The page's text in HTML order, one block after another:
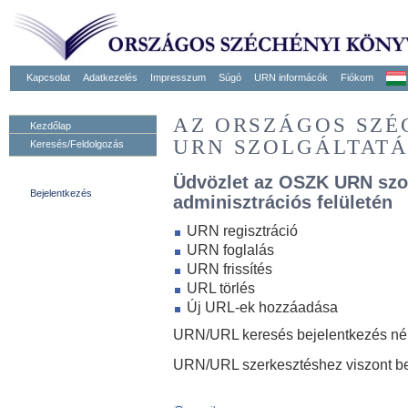
Kapcsolat Adatkezelés Impresszum Súgó URN informácók Fiókom
Kezdőlap
Keresés/Feldolgozás
Bejelentkezés
AZ ORSZÁGOS
URN
Üdvözlet az OSZK URN
adminisztrációs felületén
URN regisztráció
URN foglalás
URN frissítés
URL törlés
Új URL-ek hozzáadása
URN/URL keresés bejelentkezés
URN/URL szerkesztéshez viszont